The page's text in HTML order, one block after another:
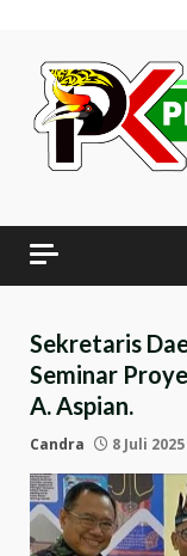
content
Sekretaris
Seminar
A. Aspian.
Candra 8 Juli 2025